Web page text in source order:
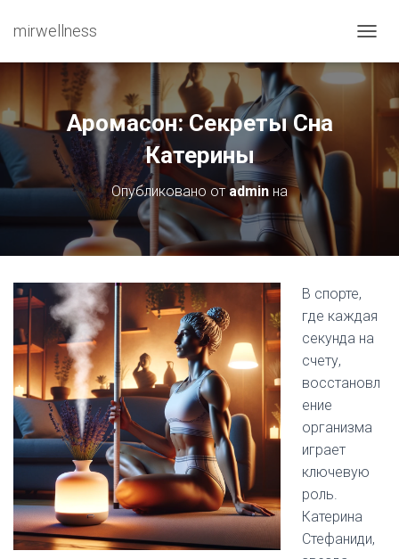
mirwellness
Аромасон: Секреты Сна
Катерины
Опубликовано отadmin на
В спорте,
где каждая
секунда на
счету,
восстановл
ение
организма
играет
ключевую
роль.
Катерина
Стефаниди,